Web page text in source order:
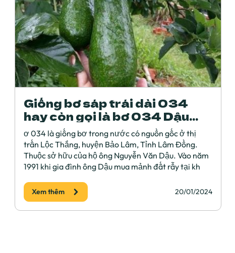
Giống bơ sáp trái dài 034
hay còn gọi là bơ 034 Dậu
Loan
ơ 034 là giống bơ trong nước có nguồn gốc ở thị
trấn Lộc Thắng, huyện Bảo Lâm, Tỉnh Lâm Đồng.
Thuộc sở hữu của hộ ông Nguyễn Văn Dậu. Vào năm
1991 khi gia đình ông Dậu mua mảnh đất rẫy tại kh
Xem thêm 20/01/2024